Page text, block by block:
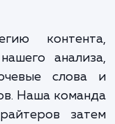
в области
ряд работ
целей.